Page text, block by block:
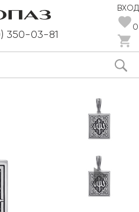
350-03-81
ВХОД
0